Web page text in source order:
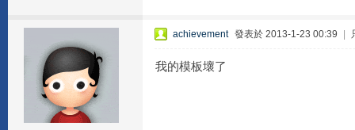
achievement 發表於 2013-1-23 00:39
我的模板壞了